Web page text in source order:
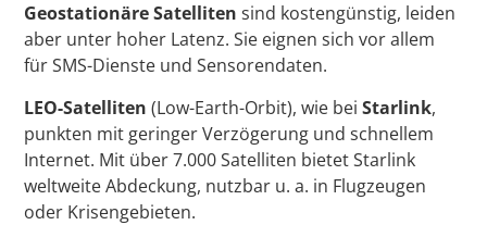
Geostationäre Satelliten sind kostengünstig, leiden
aber unter hoher Latenz. Sie eignen sich vor allem
für SMS-Dienste und Sensorendaten.
LEO-Satelliten (Low-Earth-Orbit), wie beiStarlink,
punkten mit geringer Verzögerung und schnellem
Internet. Mit über 7.000 Satelliten bietet Starlink
weltweite Abdeckung, nutzbar u. a. in Flugzeugen
oder Krisengebieten.